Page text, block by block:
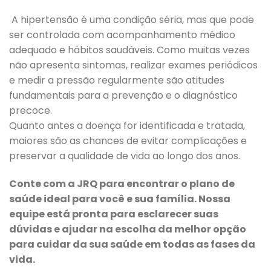
A hipertensão é uma condição séria, mas que pode
ser controlada com acompanhamento médico
adequado e hábitos saudáveis. Como muitas vezes
não apresenta sintomas, realizar exames periódicos
e medir a pressão regularmente são atitudes
fundamentais para a prevenção e o diagnóstico
precoce.
Quanto antes a doença for identificada e tratada,
maiores são as chances de evitar complicações e
preservar a qualidade de vida ao longo dos anos.
Conte com a JRQ para encontrar o plano de
saúde ideal para você e sua família. Nossa
equipe está pronta para esclarecer suas
dúvidas e ajudar na escolha da melhor opção
para cuidar da sua saúde em todas as fases da
vida.